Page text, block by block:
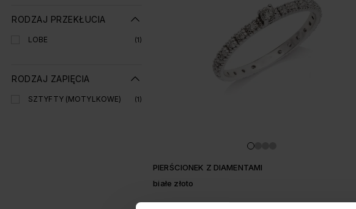
RODZAJ PRZEKŁUCIA
LOBE (1)
RODZAJ ZAPIĘCIA
SZTYFTY (MOTYLKOWE) (1)
PIERŚCIONEK Z DIAMENTAMI
białe złoto